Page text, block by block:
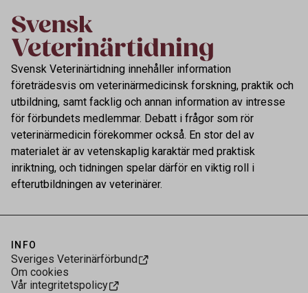
Svensk Veterinärtidning innehåller information
företrädesvis om veterinärmedicinsk forskning, praktik och
utbildning, samt facklig och annan information av intresse
för förbundets medlemmar. Debatt i frågor som rör
veterinärmedicin förekommer också. En stor del av
materialet är av vetenskaplig karaktär med praktisk
inriktning, och tidningen spelar därför en viktig roll i
efterutbildningen av veterinärer.
INFO
Sveriges Veterinärförbund
Om cookies
Vår integritetspolicy